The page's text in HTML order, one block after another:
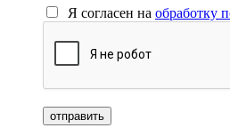
Я согласен на обработку